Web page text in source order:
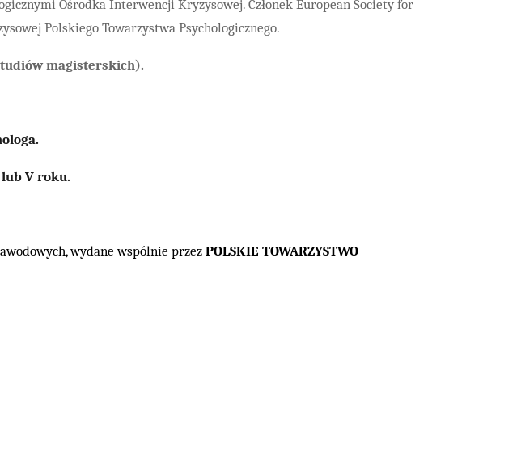
Ośrodka Interwencji Kryzysowej. Członek European Society for
Polskiego Towarzystwa Psychologicznego.
magisterskich).
V roku.
wydane wspólnie przezPOLSKIE TOWARZYSTWO